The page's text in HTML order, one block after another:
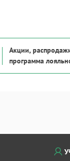
Акции,
программа